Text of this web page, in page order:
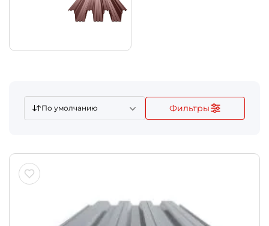
По умолчанию Фильтры